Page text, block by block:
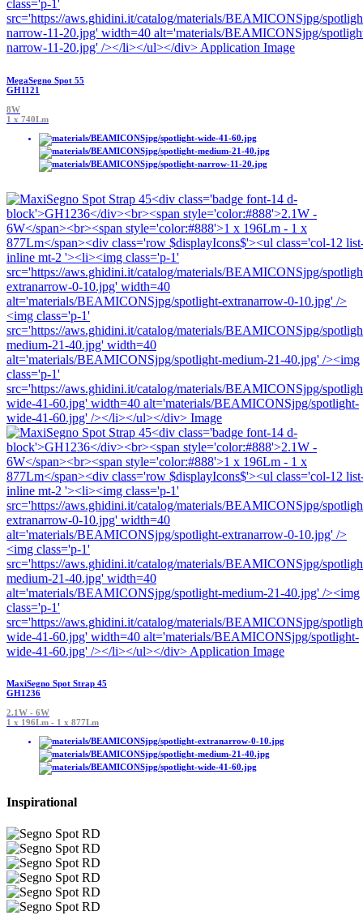
MegaSegno Spot 55
GH1121
8W
1 x 740Lm
MaxiSegno Spot Strap 45
GH1236
2.1W - 6W
1 x 196Lm - 1 x 877Lm
Inspirational